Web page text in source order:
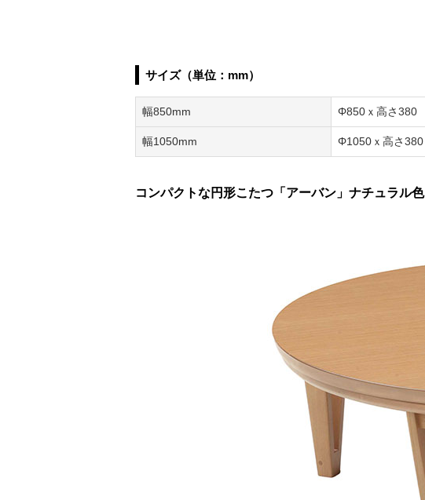
サイズ（単位：mm）
幅850mm Φ850ｘ高さ380
幅1050mm Φ1050ｘ高さ380
コンパクトな円形こたつ「アーバン」ナチュラル色